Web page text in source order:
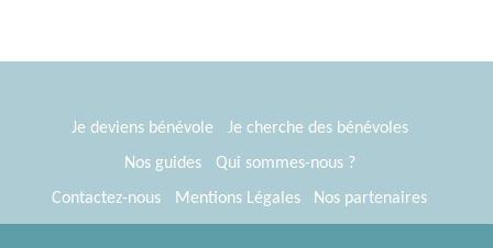
Je deviens bénévole
Je cherche des bénévoles
Nos guides
Qui sommes-nous ?
Contactez-nous
Mentions Légales
Nos partenaires